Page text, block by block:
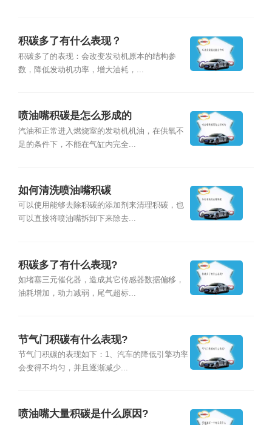
积碳多了有什么表现？
积碳多了的表现：会改变发动机原本的结构参
数，降低发动机功率，增大油耗，...
喷油嘴积碳是怎么形成的
汽油和正常进入燃烧室的发动机机油，在供氧不
足的条件下，不能在气缸内完全...
如何清洗喷油嘴积碳
可以使用能够去除积碳的添加剂来清理积碳，也
可以直接将喷油嘴拆卸下来除去...
积碳多了有什么表现?
如堵塞三元催化器，造成其它传感器数据偏移，
油耗增加，动力减弱，尾气超标...
节气门积碳有什么表现?
节气门积碳的表现如下：1、汽车的降低引擎功率
会变得不均匀，并且逐渐减少...
喷油嘴大量积碳是什么原因?